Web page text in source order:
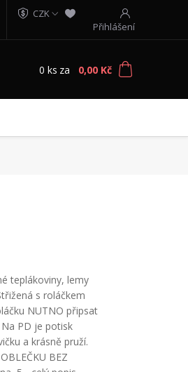
CZK
Přihlášení
0 ks za 0,00 Kč
teplákoviny, lemy
s roláčkem
NUTNO připsat
PD je potisk
a krásně pruží.
BEZ